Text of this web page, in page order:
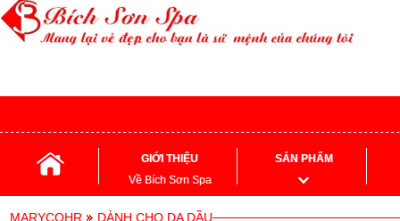
GIỚI THIỆU
Về Bích Sơn Spa
SẢN PHẨM
MARYCOHR DÀNH CHO DA DẦU